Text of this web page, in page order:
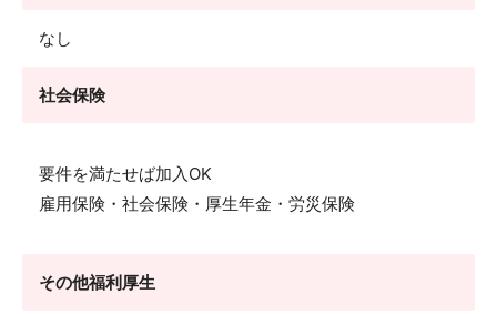
なし
社会保険
要件を満たせば加入OK
雇用保険・社会保険・厚生年金・労災保険
その他福利厚生